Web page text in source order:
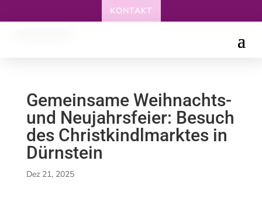
KONTAKT
Gemeinsame Weihnachts-
und Neujahrsfeier: Besuch
des Christkindlmarktes in
Dürnstein
Dez 21, 2025